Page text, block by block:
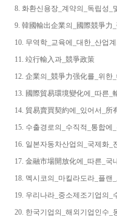
8. 화환신용장_계약의_독립성_
9. 韓國輸出企業의_國際競爭力
10. 무역학_교육에_대한_산업
11. 竝行輸入과_競爭政策
12. 企業의_競爭力强化를_위한
13. 國際貿易環境變化에_따른_
14. 貿易賣買契約에_있어서_所
15. 수출경로의_수직적_통합에
16. 일본자동차산업의_국제화_
17. 金融市場開放化에_따른_
18. 멕시코의_마킬라도라_플랜
19. 우리나라_중소제조기업의_
20. 한국기업의_해외기업인수_